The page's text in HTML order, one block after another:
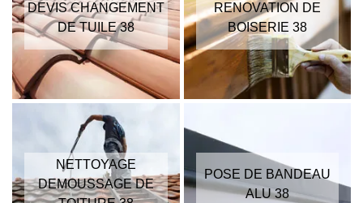
DEVIS CHANGEMENT
DE TUILE 38
RENOVATION DE
BOISERIE 38
NETTOYAGE
DEMOUSSAGE DE
POSE DE BANDEAU
ALU 38